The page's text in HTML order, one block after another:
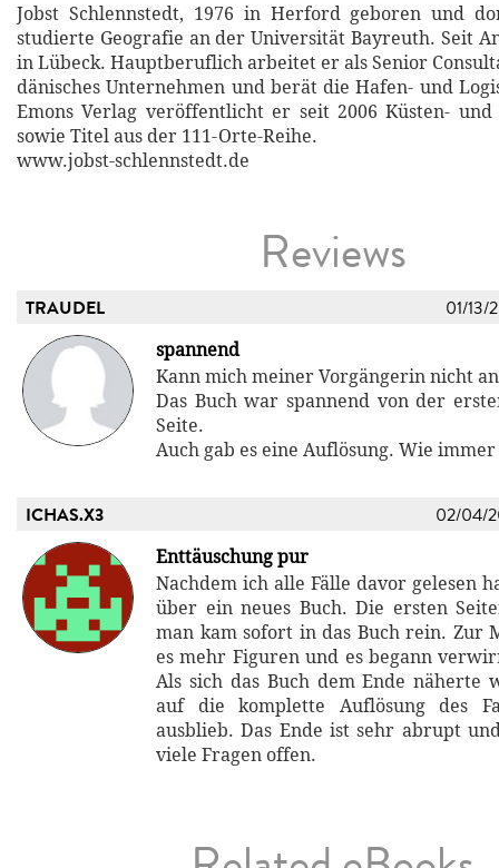
Jobst Schlennstedt, 1976 in Herford geboren und
studierte Geografie an der Universität Bayreuth. Seit
in Lübeck. Hauptberuflich arbeitet er als Senior
dänisches Unternehmen und berät die Hafen- und
Emons Verlag veröffentlicht er seit 2006 Küsten- und
sowie Titel aus der 111-Orte-Reihe.
www.jobst-schlennstedt.de
Reviews
TRAUDEL 01/13/
spannend
Kann mich meiner Vorgängerin nicht
Das Buch war spannend von der
Seite.
Auch gab es eine Auflösung. Wie
ICHAS.X3 02/04/
Enttäuschung pur
Nachdem ich alle Fälle davor gelesen
über ein neues Buch. Die ersten
man kam sofort in das Buch rein. Zur
es mehr Figuren und es begann
Als sich das Buch dem Ende näherte
auf die komplette Auflösung des
ausblieb. Das Ende ist sehr abrupt
viele Fragen offen.